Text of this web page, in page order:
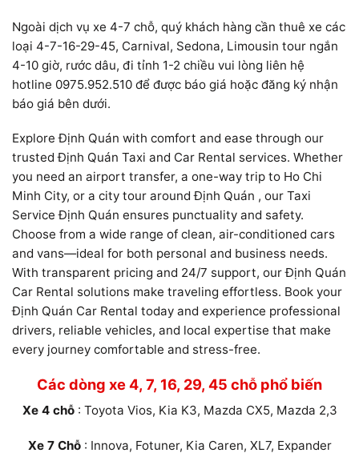
Ngoài dịch vụ xe 4-7 chỗ, quý khách hàng cần thuê xe các
loại 4-7-16-29-45, Carnival, Sedona, Limousin tour ngắn
4-10 giờ, rước dâu, đi tỉnh 1-2 chiều vui lòng liên hệ
hotline 0975.952.510 để được báo giá hoặc đăng ký nhận
báo giá bên dưới.
Explore Định Quán with comfort and ease through our
trusted Định Quán Taxi and Car Rental services. Whether
you need an airport transfer, a one-way trip to Ho Chi
Minh City, or a city tour around Định Quán , our Taxi
Service Định Quán ensures punctuality and safety.
Choose from a wide range of clean, air-conditioned cars
and vans—ideal for both personal and business needs.
With transparent pricing and 24/7 support, our Định Quán
Car Rental solutions make traveling effortless. Book your
Định Quán Car Rental today and experience professional
drivers, reliable vehicles, and local expertise that make
every journey comfortable and stress-free.
Các dòng xe 4, 7, 16, 29, 45 chỗ phổ biến
Xe 4 chỗ: Toyota Vios, Kia K3, Mazda CX5, Mazda 2,3
Xe 7 Chỗ: Innova, Fotuner, Kia Caren, XL7, Expander